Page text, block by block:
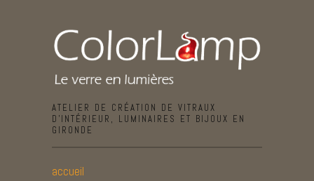
ATELIER DE CRÉATION DE VITRAUX
D’INTÉRIEUR, LUMINAIRES ET BIJOUX EN
GIRONDE
accueil